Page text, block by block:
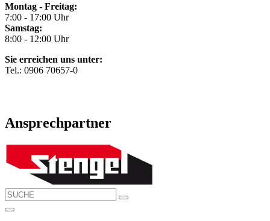
Montag - Freitag:
7:00 - 17:00 Uhr
Samstag:
8:00 - 12:00 Uhr
Sie erreichen uns unter:
Tel.: 0906 70657-0
Ansprechpartner